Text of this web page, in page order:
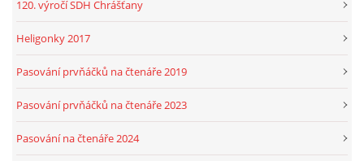
120. výročí SDH Chrášťany
Heligonky 2017
Pasování prvňáčků na čtenáře 2019
Pasování prvňáčků na čtenáře 2023
Pasování na čtenáře 2024